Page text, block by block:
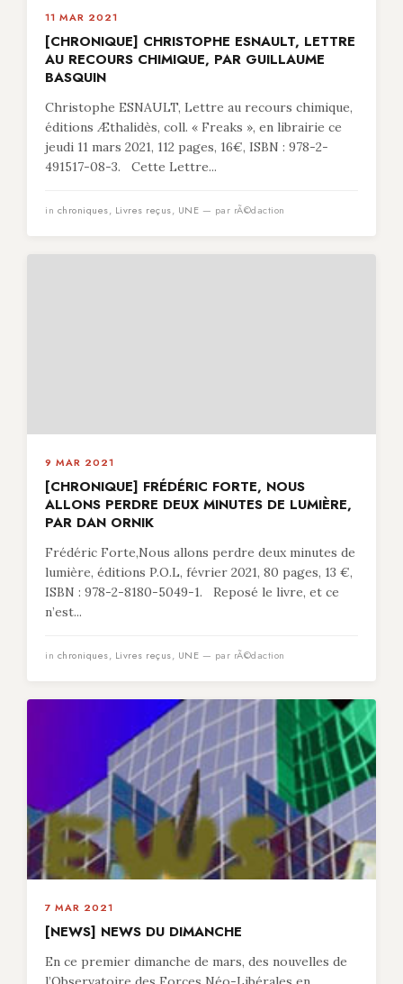
11 MAR 2021
[CHRONIQUE] CHRISTOPHE ESNAULT, LETTRE
AU RECOURS CHIMIQUE, PAR GUILLAUME
BASQUIN
Christophe ESNAULT, Lettre au recours chimique,
éditions Æthalidès, coll. « Freaks », en librairie ce
jeudi 11 mars 2021, 112 pages, 16€, ISBN : 978-2-
491517-08-3. Cette Lettre...
in chroniques, Livres reçus, UNE — par rÃ©daction
9 MAR 2021
[CHRONIQUE] FRÉDÉRIC FORTE, NOUS
ALLONS PERDRE DEUX MINUTES DE LUMIÈRE,
PAR DAN ORNIK
Frédéric Forte,Nous allons perdre deux minutes de
lumière, éditions P.O.L, février 2021, 80 pages, 13 €,
ISBN : 978-2-8180-5049-1. Reposé le livre, et ce
n’est...
in chroniques, Livres reçus, UNE — par rÃ©daction
7 MAR 2021
[NEWS] NEWS DU DIMANCHE
En ce premier dimanche de mars, des nouvelles de